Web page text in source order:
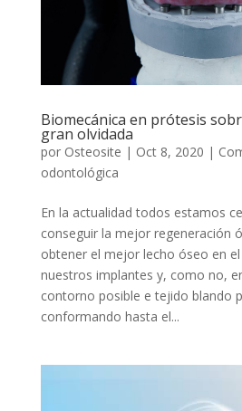
Biomecánica en prótesis
gran olvidada
por Osteosite | Oct 8, 2020 |
odontológica
En la actualidad todos estamos
conseguir la mejor regeneración
obtener el mejor lecho óseo en
nuestros implantes y, como no,
contorno posible e tejido blando
conformando hasta el...